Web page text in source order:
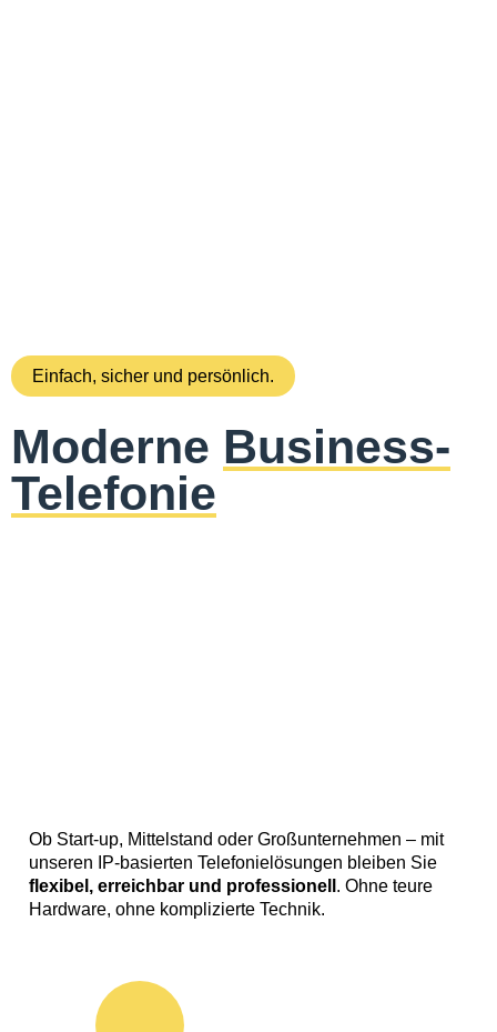
Einfach, sicher und persönlich.
Moderne Business-
Telefonie
Ob Start-up, Mittelstand oder Großunternehmen – mit
unseren IP-basierten Telefonielösungen bleiben Sie
flexibel, erreichbar und professionell . Ohne teure
Hardware, ohne komplizierte Technik.